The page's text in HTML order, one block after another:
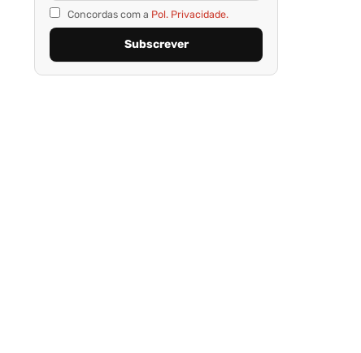
Concordas com a Pol. Privacidade.